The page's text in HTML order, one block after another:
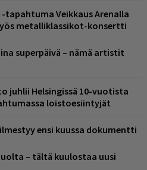
tapahtuma Veikkaus Arenalla
metalliklassikot-konsertti
superpäivä – nämä artistit
juhlii Helsingissä 10-vuotista
loistoesiintyjät
ensi kuussa dokumentti
– tältä kuulostaa uusi